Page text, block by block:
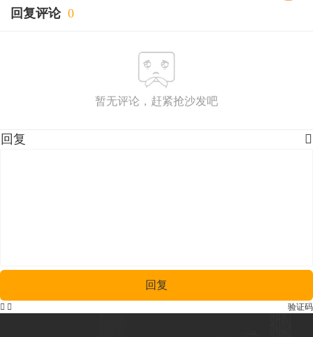
回复评论 0
暂无评论，赶紧抢沙发吧

回复
回复
验证码
 